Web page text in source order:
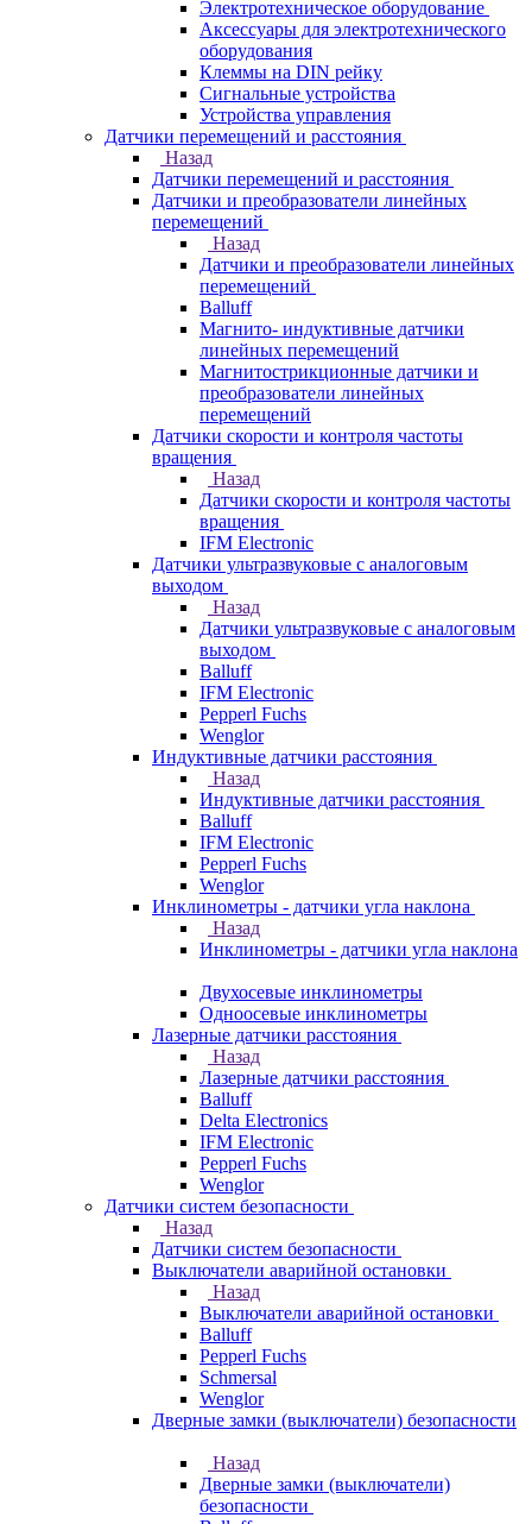
Электротехническое оборудование
Аксессуары для электротехнического
оборудования
Клеммы на DIN рейку
Сигнальные устройства
Устройства управления
Датчики перемещений и расстояния
Назад
Датчики перемещений и расстояния
Датчики и преобразователи линейных
перемещений
Назад
Датчики и преобразователи линейных
перемещений
Balluff
Магнито- индуктивные датчики
линейных перемещений
Магнитострикционные датчики и
преобразователи линейных
перемещений
Датчики скорости и контроля частоты
вращения
Назад
Датчики скорости и контроля частоты
вращения
IFM Electronic
Датчики ультразвуковые с аналоговым
выходом
Назад
Датчики ультразвуковые с аналоговым
выходом
Balluff
IFM Electronic
Pepperl Fuchs
Wenglor
Индуктивные датчики расстояния
Назад
Индуктивные датчики расстояния
Balluff
IFM Electronic
Pepperl Fuchs
Wenglor
Инклинометры - датчики угла наклона
Назад
Инклинометры - датчики угла наклона
Двухосевые инклинометры
Одноосевые инклинометры
Лазерные датчики расстояния
Назад
Лазерные датчики расстояния
Balluff
Delta Electronics
IFM Electronic
Pepperl Fuchs
Wenglor
Датчики систем безопасности
Назад
Датчики систем безопасности
Выключатели аварийной остановки
Назад
Выключатели аварийной остановки
Balluff
Pepperl Fuchs
Schmersal
Wenglor
Дверные замки (выключатели) безопасности
Назад
Дверные замки (выключатели)
безопасности